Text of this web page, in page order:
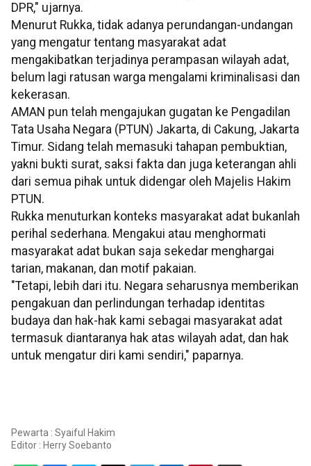
DPR," ujarnya.
Menurut Rukka, tidak adanya perundangan-undangan
yang mengatur tentang masyarakat adat
mengakibatkan terjadinya perampasan wilayah adat,
belum lagi ratusan warga mengalami kriminalisasi dan
kekerasan.
AMAN pun telah mengajukan gugatan ke Pengadilan
Tata Usaha Negara (PTUN) Jakarta, di Cakung, Jakarta
Timur. Sidang telah memasuki tahapan pembuktian,
yakni bukti surat, saksi fakta dan juga keterangan ahli
dari semua pihak untuk didengar oleh Majelis Hakim
PTUN.
Rukka menuturkan konteks masyarakat adat bukanlah
perihal sederhana. Mengakui atau menghormati
masyarakat adat bukan saja sekedar menghargai
tarian, makanan, dan motif pakaian.
"Tetapi, lebih dari itu. Negara seharusnya memberikan
pengakuan dan perlindungan terhadap identitas
budaya dan hak-hak kami sebagai masyarakat adat
termasuk diantaranya hak atas wilayah adat, dan hak
untuk mengatur diri kami sendiri," paparnya.
Pewarta : Syaiful Hakim
Editor : Herry Soebanto